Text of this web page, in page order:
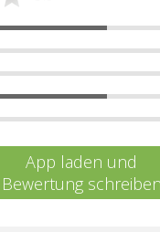
App laden und
Bewertung schreiben